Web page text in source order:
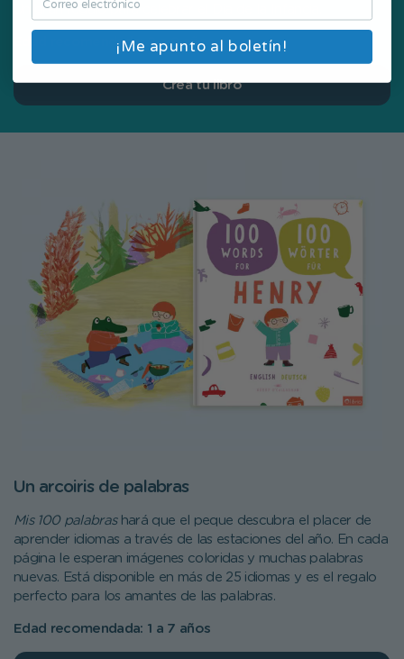
Un gran regalo para celebrar el Día de la Infancia.
Edad recomendada: 2 a 8 años
Crea tu libro
Un arcoiris de palabras
Mis 100 palabrashará que el peque descubra el placer de
aprender idiomas a través de las estaciones del año. En cada
página le esperan imágenes coloridas y muchas palabras
nuevas. Está disponible en más de 25 idiomas y es el regalo
perfecto para los amantes de las palabras.
Edad recomendada: 1 a 7 años
¡Me apunto al boletín!